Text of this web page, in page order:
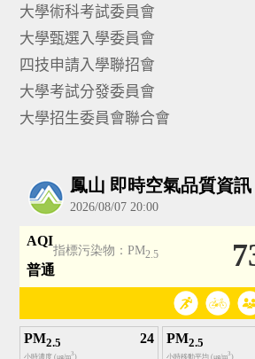
大學術科考試委員會
大學甄選入學委員會
四技申請入學聯招會
大學考試分發委員會
大學招生委員會聯合會